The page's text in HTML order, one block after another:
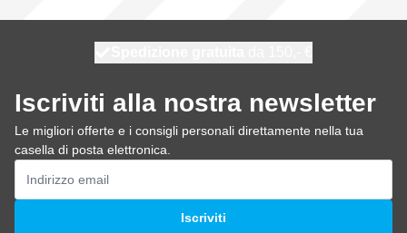
Iscriviti alla nostra newsletter
Le migliori offerte e i consigli personali direttamente nella tua
casella di posta elettronica.
Indirizzo email
Iscriviti